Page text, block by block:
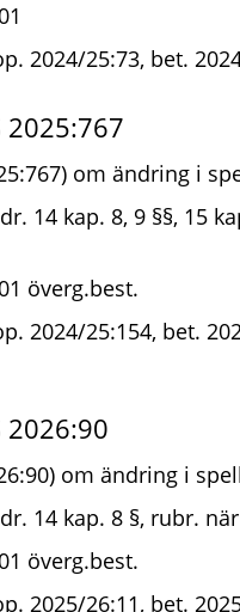
2024/25:73, bet.
2025:767
om ändring i
14 kap. 8, 9 §§, 15
överg.best.
2024/25:154, bet.
2026:90
om ändring i
14 kap. 8 §, rubr.
överg.best.
2025/26:11, bet.